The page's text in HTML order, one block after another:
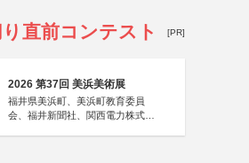
直前コンテスト [PR]
2026 第37回 美浜美術展
福井県美浜町、美浜町教育委員
会、福井新聞社、関西電力株式会